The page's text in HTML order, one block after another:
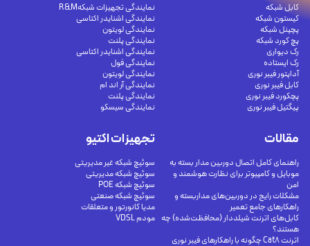
کابل شبکه
کیستون شبکه
پچپنل شبکه
پچ کورد شبکه
رک دیواری
رک ایستاده
آداپتور فیبر نوری
کابل فیبر نوری
پچکورد فیبر نوری
پیگتیل فیبر نوری
تجهیزات اکتیو
سوئیچ شبکه غیر مدیریتی
سوئیچ شبکه مدیریتی
سوئیچ شبکه POE
سوئیچ شبکه صنعتی
مدیا کانورتور و متعلقات
مودم VDSL
نمایندگی تجهیزات شبکهR&M
نمایندگی اشنایدر اکتاسی
نمایندگی لویتون
نمایندگی پلنت
نمایندگی اشنایدر اکتاسی
نمایندگی فول
نمایندگی لویتون
نمایندگی آر اند ام
نمایندگی پلنت
نمایندگی سیسکو
مقالات
راهنمای کامل اتصال دوربین مدار بسته به
موبایل و کامپیوتر برای نظارت هوشمند و
امن
مشکلات رایج در دوربین‌های مداربسته و
راهکارهای جامع تعمیر
کابل‌های اترنت شیلددار (محافظت‌شده) چه
هستند؟
اترنت Cat8 چگونه با راهکارهای فیبر نوری